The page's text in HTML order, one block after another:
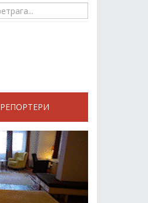
РЕПОРТЕРИ